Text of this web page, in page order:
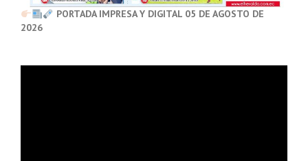
PORTADA IMPRESA Y DIGITAL 05 DE AGOSTO DE
2026